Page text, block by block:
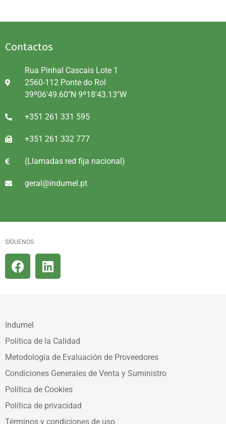
Contactos
Rua Pinhal Cascais Lote 1
2560-112 Ponte do Rol
39º06'49.60"N 9º18'43.13"W
+351 261 331 595
+351 261 332 777
(Llamadas red fija nacional)
geral@indumel.pt
SÍGUENOS
Indumel
Política de la Calidad
Metodologia de Evaluación de Proveedores
Condiciones Generales de Venta y Suministro
Política de Cookies
Política de privacidad
Términos y condiciones de uso